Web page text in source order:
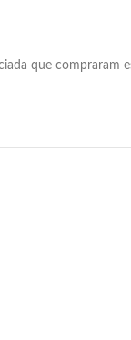
que compraram